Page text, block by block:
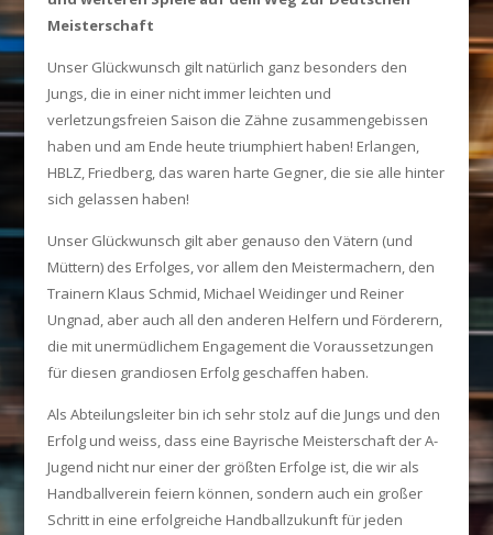
Meisterschaft
Unser Glückwunsch gilt natürlich ganz besonders den
Jungs, die in einer nicht immer leichten und
verletzungsfreien Saison die Zähne zusammengebissen
haben und am Ende heute triumphiert haben! Erlangen,
HBLZ, Friedberg, das waren harte Gegner, die sie alle hinter
sich gelassen haben!
Unser Glückwunsch gilt aber genauso den Vätern (und
Müttern) des Erfolges, vor allem den Meistermachern, den
Trainern Klaus Schmid, Michael Weidinger und Reiner
Ungnad, aber auch all den anderen Helfern und Förderern,
die mit unermüdlichem Engagement die Voraussetzungen
für diesen grandiosen Erfolg geschaffen haben.
Als Abteilungsleiter bin ich sehr stolz auf die Jungs und den
Erfolg und weiss, dass eine Bayrische Meisterschaft der A-
Jugend nicht nur einer der größten Erfolge ist, die wir als
Handballverein feiern können, sondern auch ein großer
Schritt in eine erfolgreiche Handballzukunft für jeden